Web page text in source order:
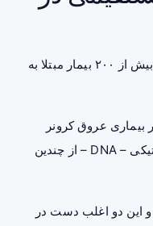
یک تیم علمی به رهبری دانشگاه تامپره در فنلاند، ضمن بررسی پلاک‌های شریانی جمع‌آوری‌شده از بیش از ۲۰۰ بیمار مبتلا به
عروق کرونر
نقش داشته باشند، اما شواهد مستقیم و قانع‌کننده‌ای وجود نداشته است. مطالعه ما وجود ماده ژنتیکی – DNA – از چندین
و این دو اغلب دست در